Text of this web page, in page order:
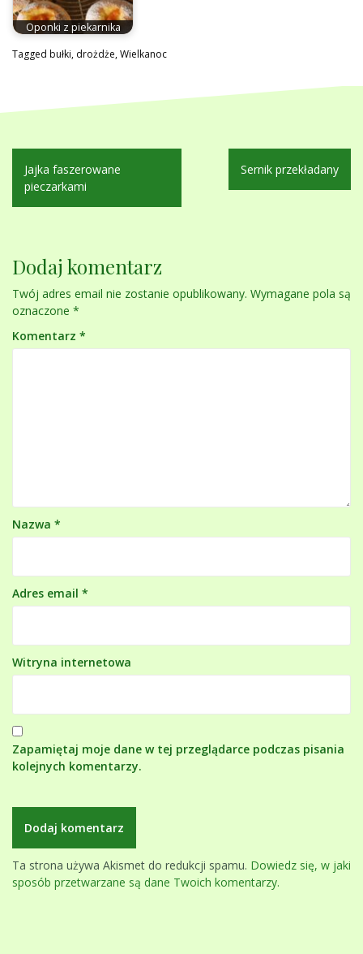
Oponki z piekarnika
Tagged bułki, drożdże,Wielkanoc
Nawigacja
wpisu
Jajka faszerowane
pieczarkami
Sernik przekładany
Dodaj komentarz
Twój adres email nie zostanie opublikowany. Wymagane pola są
oznaczone *
Komentarz *
Nazwa *
Adres email *
Witryna internetowa
Zapamiętaj moje dane w tej przeglądarce podczas pisania
kolejnych komentarzy.
Ta strona używa Akismet do redukcji spamu. Dowiedz się, w jaki
sposób przetwarzane są dane Twoich komentarzy.